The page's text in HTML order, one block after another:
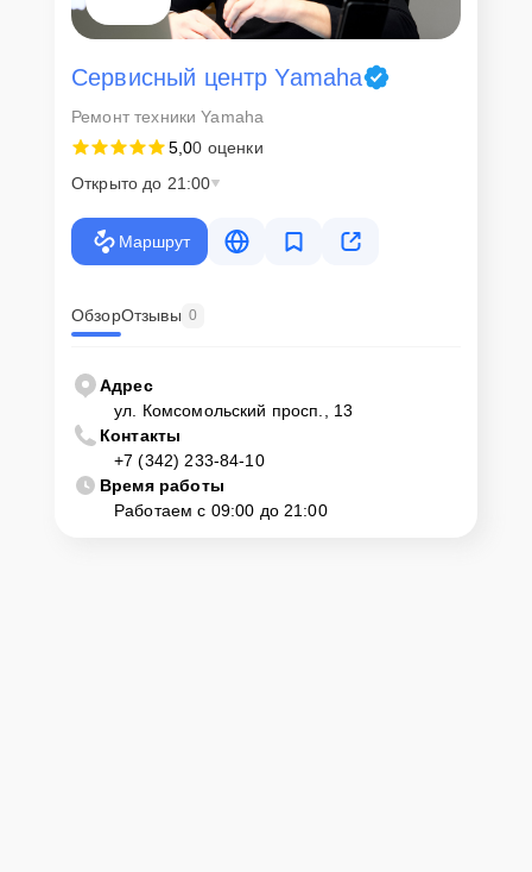
Сервисный центр Yamaha
Ремонт техники Yamaha
5,00 оценки
Открыто до 21:00
Маршрут
ОбзорОтзывы 0
Адрес
ул. Комсомольский просп., 13
Контакты
+7 (342) 233-84-10
Время работы
Работаем с 09:00 до 21:00